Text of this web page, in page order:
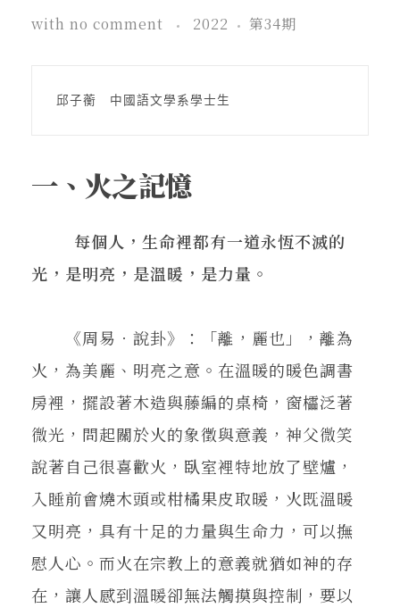
with no comment 2022 第34期
邱子蘅　中國語文學系學士生
一、火之記憶
每個人，生命裡都有一道永恆不滅的
光，是明亮，是溫暖，是力量。
《周易．說卦》：「離，麗也」，離為
火，為美麗、明亮之意。在溫暖的暖色調書
房裡，擺設著木造與藤編的桌椅，窗櫺泛著
微光，問起關於火的象徵與意義，神父微笑
說著自己很喜歡火，臥室裡特地放了壁爐，
入睡前會燒木頭或柑橘果皮取暖，火既溫暖
又明亮，具有十足的力量與生命力，可以撫
慰人心。而火在宗教上的意義就猶如神的存
在，讓人感到溫暖卻無法觸摸與控制，要以